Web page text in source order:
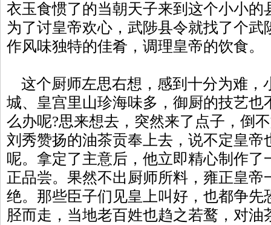
衣玉食惯了的当朝天子来到这个小小的
为了讨皇帝欢心，武陟县令就找了个
作风味独特的佳肴，调理皇帝的饮食。
这个厨师左思右想，感到十分为难，
城、皇宫里山珍海味多，御厨的技艺也
么办呢?思来想去，突然来了点子，倒
刘秀赞扬的油茶贡奉上去，说不定皇帝
呢。拿定了主意后，他立即精心制作
正品尝。果然不出厨师所料，雍正皇帝
绝。那些臣子们见皇上叫好，也都争先
胫而走，当地老百姓也趋之若鹜，对